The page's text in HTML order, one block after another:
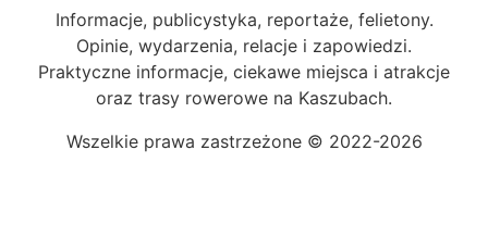
Informacje, publicystyka, reportaże, felietony.
Opinie, wydarzenia, relacje i zapowiedzi.
Praktyczne informacje, ciekawe miejsca i atrakcje
oraz trasy rowerowe na Kaszubach.
Wszelkie prawa zastrzeżone © 2022-2026